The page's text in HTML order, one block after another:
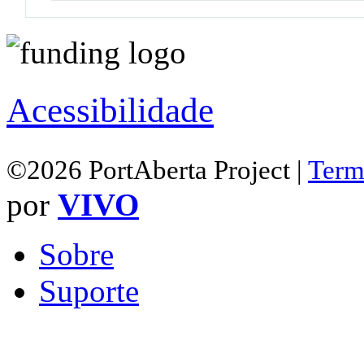
Acessibilidade
©2026 PortAberta Project |
por VIVO
Sobre
Suporte